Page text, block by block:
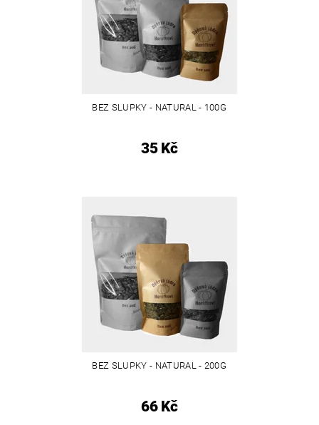
BEZ SLUPKY - NATURAL - 100G
35 Kč
BEZ SLUPKY - NATURAL - 200G
66 Kč